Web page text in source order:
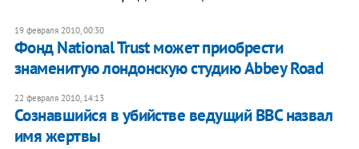
19 февраля 2010, 00:30
Фонд National Trust может приобрести
знаменитую лондонскую студию Abbey Road
22 февраля 2010, 14:13
Сознавшийся в убийстве ведущий ВВС назвал
имя жертвы